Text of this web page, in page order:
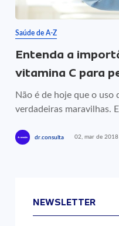
Saúde de A-Z
Entenda a
vitamina C para
Não é de hoje que o uso
verdadeiras maravilhas.
dr.consulta 02, mar de 2018
NEWSLETTER